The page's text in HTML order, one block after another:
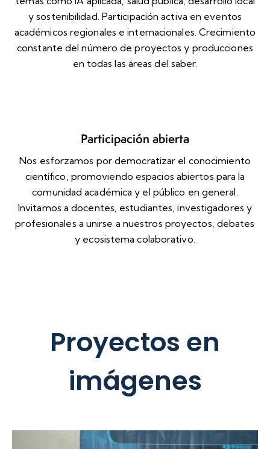
y sostenibilidad. Participación activa en eventos
académicos regionales e internacionales. Crecimiento
constante del número de proyectos y producciones
en todas las áreas del saber.
Participación abierta
Nos esforzamos por democratizar el conocimiento
científico, promoviendo espacios abiertos para la
comunidad académica y el público en general.
Invitamos a docentes, estudiantes, investigadores y
profesionales a unirse a nuestros proyectos, debates
y ecosistema colaborativo.
Proyectos en
imágenes